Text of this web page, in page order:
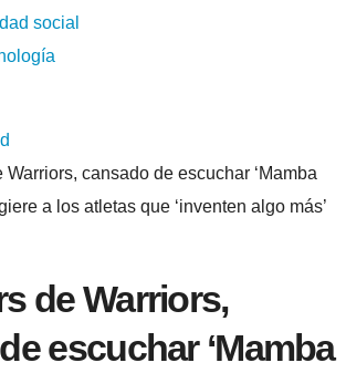
social
Warriors, cansado de escuchar ‘Mamba
a los atletas que ‘inventen algo más’
de Warriors,
escuchar ‘Mamba